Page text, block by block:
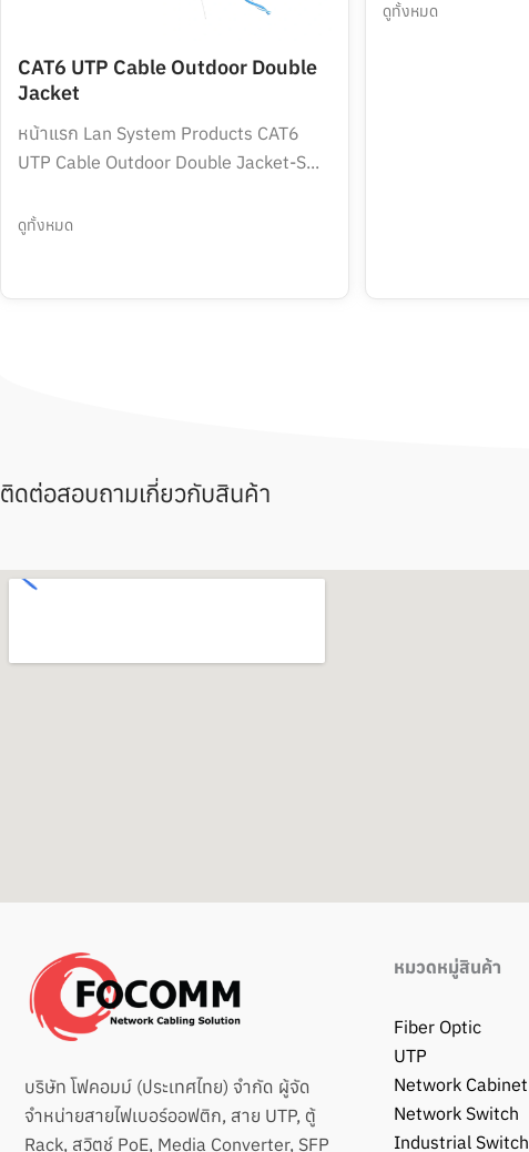
CAT6 UTP Cable Outdoor Double
Jacket
หน้าแรก Lan System Products CAT6
UTP Cable Outdoor Double Jacket-S...
ดูทั้งหมด
ดูทั้งหมด
ติดต่อสอบถามเกี่ยวกับสินค้า
บริษัท โฟคอมม์ (ประเทศไทย) จำกัด ผู้จัด
จำหน่ายสายไฟเบอร์ออฟติก, สาย UTP, ตู้
Rack, สวิตช์ PoE, Media Converter, SFP
หมวดหมู่สินค้า
Fiber Optic
UTP
Network Cabinet
Network Switch
Industrial Switch